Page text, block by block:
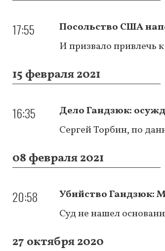
17:55
Посольство США
И призвало привлечь
15 февраля 2021
16:35
Дело Гандзюк:
Сергей Торбин, по
08 февраля 2021
20:58
Убийство Гандзюк:
Суд не нашел
27 октября 2020